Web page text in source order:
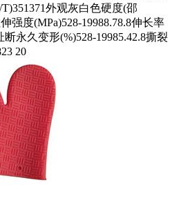
外观灰白色硬度(邵
强度(MPa)528-19988.78.8伸长率
断永久变形(%)528-19985.42.8撕裂
20